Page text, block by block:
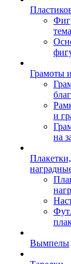
Грамоты
и
на
Вымпелы